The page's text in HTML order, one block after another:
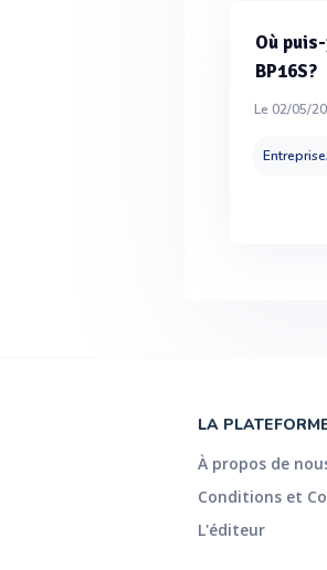
Où
BP16S?
Le 02/05/
LA
À propos de
Conditions et
L'éditeur